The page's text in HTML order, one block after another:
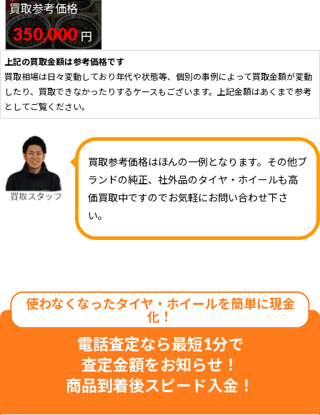
ラック ホイール
買取参考価格
350,000 円
上記の買取金額は参考価格です
買取相場は日々変動しており年代や状態等、個別の事例によって買取金額が変動
したり、買取できなかったりするケースもございます。上記金額はあくまで参考
としてご覧ください。
買取参考価格はほんの一例となります。その他ブ
ランドの純正、社外品のタイヤ・ホイールも高
価買取中ですのでお気軽にお問い合わせ下さ
い。
電話査定なら最短1分で
査定金額をお知らせ！
商品到着後スピード入金！